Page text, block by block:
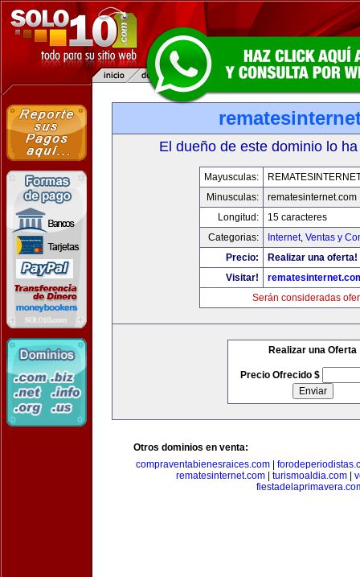
El dueño de este dominio lo
Mayusculas:
Minusculas:
rematesinternet.com
Longitud:
15 caracteres
Categorias:
Internet, Ventas y
Precio:
Realizar una oferta!
Visitar!
Serán consideradas
Realizar una Oferta
Precio Ofrecido $
Otros dominios en venta:
compraventabienesraices.com
rematesinternet.com| turismoaldia.com|